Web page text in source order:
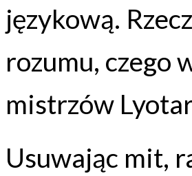
językową.
rozumu, czego
mistrzów
Usuwając mit,